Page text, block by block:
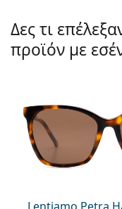
Όλες οι μάρκες
Persol
Prada
Δες τι
προϊόν με